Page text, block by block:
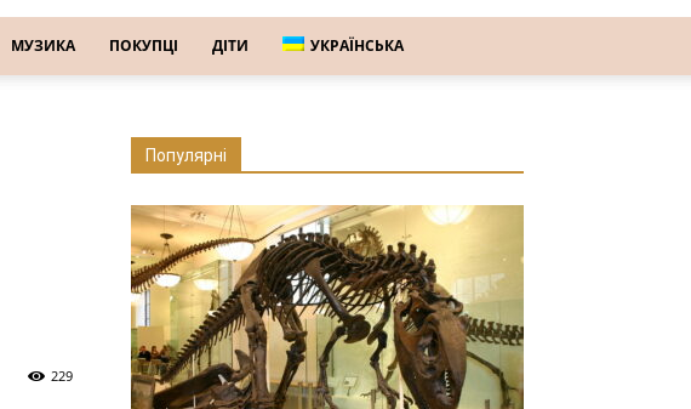
МУЗИКА ПОКУПЦІ ДІТИ УКРАЇНСЬКА
229
Популярні